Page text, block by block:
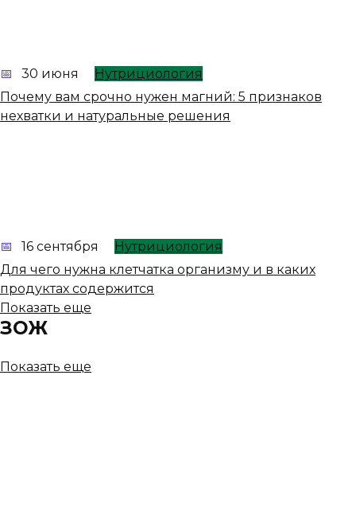
30 июня
Нутрициология
Почему вам срочно нужен магний: 5 признаков
нехватки и натуральные решения
16 сентября
Нутрициология
Для чего нужна клетчатка организму и в каких
продуктах содержится
Показать еще
ЗОЖ
Показать еще